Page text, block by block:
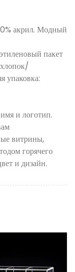
акрил. Модный
пакет
упаковка:
и логотип.
витрины,
горячего
и дизайн.